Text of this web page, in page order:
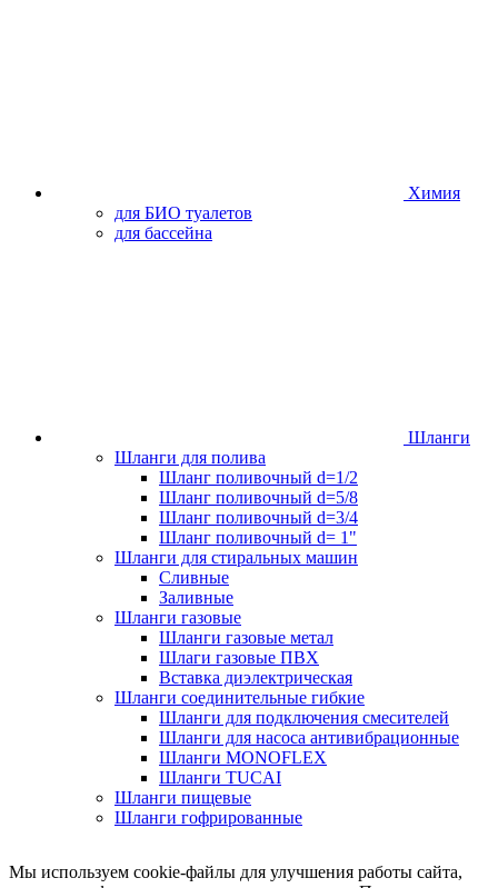
Химия
для БИО туалетов
для бассейна
Шланги
Шланги для полива
Шланг поливочный d=1/2
Шланг поливочный d=5/8
Шланг поливочный d=3/4
Шланг поливочный d= 1"
Шланги для стиральных машин
Сливные
Заливные
Шланги газовые
Шланги газовые метал
Шлаги газовые ПВХ
Вставка диэлектрическая
Шланги соединительные гибкие
Шланги для подключения смесителей
Шланги для насоса антивибрационные
Шланги MONOFLEX
Шланги TUCAI
Шланги пищевые
Шланги гофрированные
Мы используем cookie-файлы для улучшения работы сайта,